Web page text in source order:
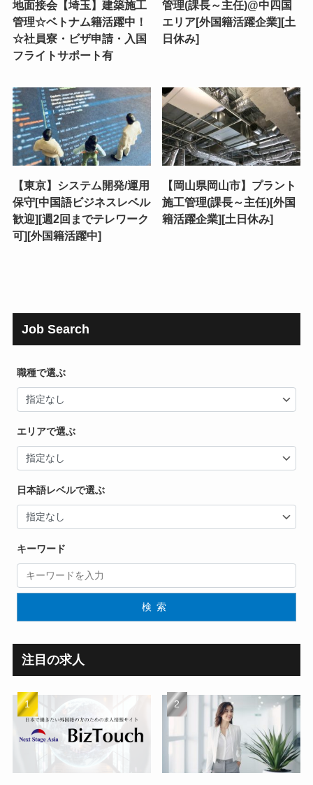
地面接会【埼玉】建築施工
管理☆ベトナム籍活躍中！
☆社員寮・ビザ申請・入国
フライトサポート有
管理(課長～主任)@中四国
エリア[外国籍活躍企業][土
日休み]
【東京】システム開発/運用
保守[中国語ビジネスレベル
歓迎][週2回までテレワーク
可][外国籍活躍中]
【岡山県岡山市】プラント
施工管理(課長～主任)[外国
籍活躍企業][土日休み]
Job Search
職種で選ぶ
エリアで選ぶ
日本語レベルで選ぶ
キーワード
検索
注目の求人